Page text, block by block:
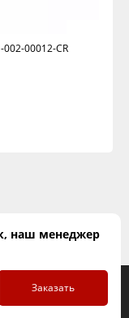
00012-CR
наш менеджер
Заказать